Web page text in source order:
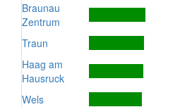
Braunau
Zentrum
Traun
Haag am
Hausruck
Wels